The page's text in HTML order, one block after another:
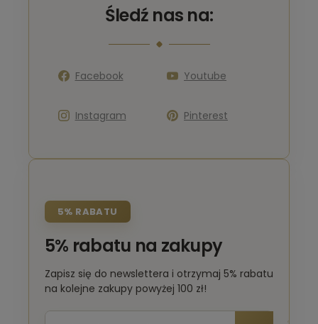
Śledź nas na:
Facebook Youtube
Instagram Pinterest
5% RABATU
5% rabatu na zakupy
Zapisz się do newslettera i otrzymaj 5% rabatu
na kolejne zakupy powyżej 100 zł!